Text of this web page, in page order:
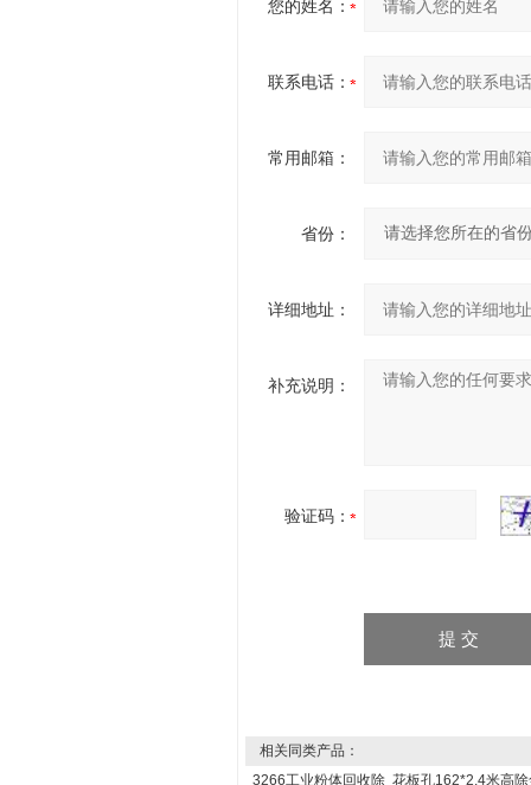
您的姓名：
联系电话：
常用邮箱：
省份：
详细地址：
补充说明：
验证码：
相关同类产品：
3266工业粉体回收除 花板孔162*2.4米高除